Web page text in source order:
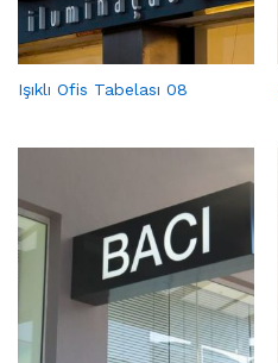
Işıklı Ofis Tabelası 08